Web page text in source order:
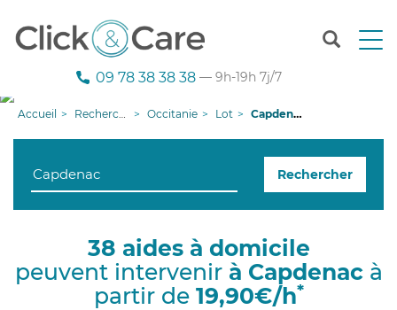
T
n
g
i
09 78 38 38 38 — 9h-19h 7j/7
Accueil Recherche aide à domicile Occitanie Lot Capdenac
Rechercher
38 aides à domicile
peuvent intervenir à Capdenacà
partir de 19,90€/h*